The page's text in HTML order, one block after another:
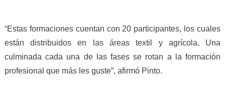
“Estas formaciones cuentan con 20 participantes, los cuales
están distribuidos en las áreas textil y agrícola. Una
culminada cada una de las fases se rotan a la formación
profesional que más les guste”, afirmó Pinto.